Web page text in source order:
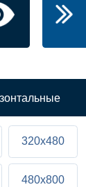
320x480
480x800